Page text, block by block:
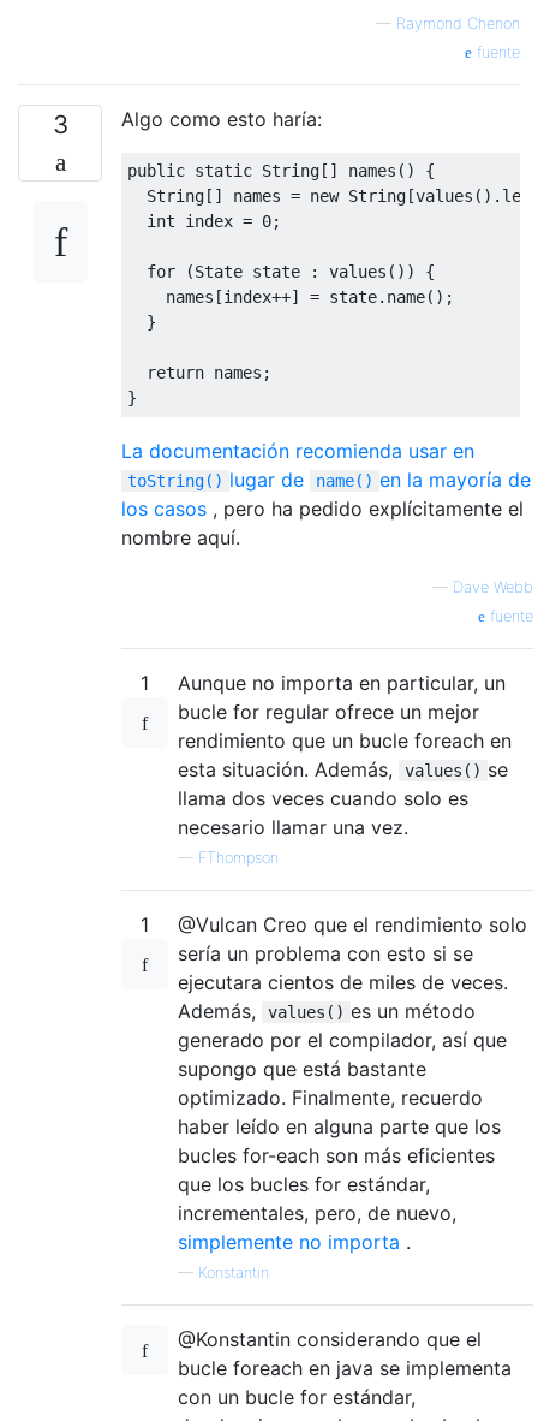
— Raymond Chenon
fuente
3 Algo como esto haría:
public static String[] names ()
{
String[] names = new String[values ().
int index = 0;
for (State state : values ())
{
    names
[index++] = state. name();
}
return names ;
}
La documentación recomienda usar en
toString() lugar de name() en la mayoría de
los casos , pero ha pedido explícitamente el
nombre aquí.
— Dave Webb
fuente
1
Aunque no importa en particular, un
bucle for regular ofrece un mejor
rendimiento que un bucle foreach en
esta situación. Además,
values() se
llama dos veces cuando solo es
necesario llamar una vez.
— FThompson
1
@Vulcan Creo que el rendimiento solo
sería un problema con esto si se
ejecutara cientos de miles de veces.
Además,
values() es un método
generado por el compilador, así que
supongo que está bastante
optimizado. Finalmente, recuerdo
haber leído en alguna parte que los
bucles for-each son más eficientes
que los bucles for estándar,
incrementales, pero, de nuevo,
simplemente no importa .
— Konstantin
@Konstantin considerando que el
bucle foreach en java se implementa
con un bucle for estándar,